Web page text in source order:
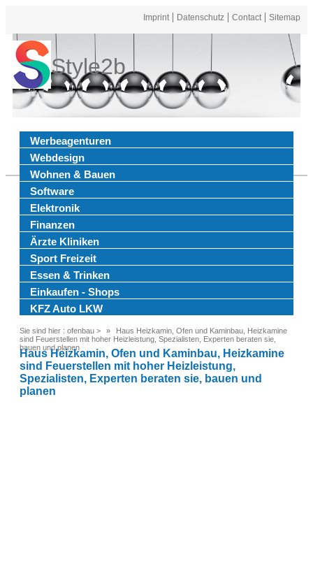
Imprint Datenschutz Contact Sitemap
Style2b
Werbeagenturen
Webdesign
Wohnen & Bauen
Software
Elektronik
Finanzen
Ärzte Kliniken
Sport Freizeit
Essen & Trinken
Einkaufen - Shops
KFZ Auto LKW
Sie sind hier : ofenbau >
Haus Heizkamin, Ofen und Kaminbau, Heizkamine
sind Feuerstellen mit hoher Heizleistung, Spezialisten, Experten beraten sie,
bauen und planen
Haus Heizkamin, Ofen und Kaminbau, Heizkamine
sind Feuerstellen mit hoher Heizleistung,
Spezialisten, Experten beraten sie, bauen und
planen